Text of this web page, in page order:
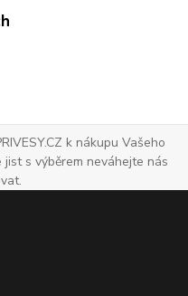
k nákupu Vašeho
s výběrem neváhejte nás